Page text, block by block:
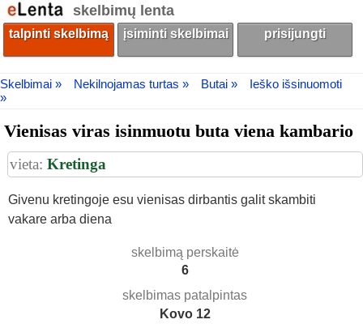
skelbimų lenta
talpinti skelbimą įsiminti skelbimai prisijungti
Skelbimai » Nekilnojamas turtas » Butai »
Ieško išsinuomoti
»
Vienisas viras isinmuotu buta viena kambario
vieta: Kretinga
Givenu kretingoje esu vienisas dirbantis galit skambiti
vakare arba diena
skelbimą perskaitė
6
skelbimas patalpintas
Kovo 12